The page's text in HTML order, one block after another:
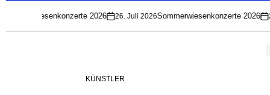
2026on
26. Juli 2026Sommerwiesenkonzerte 2026on
26.
POSTED
KÜNSTLER